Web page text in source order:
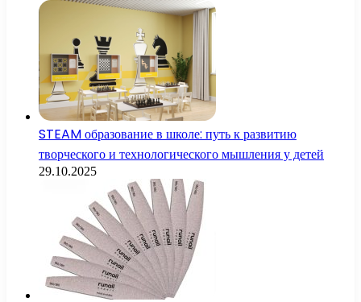
STEAM образование в школе: путь к развитию
творческого и технологического мышления у детей
29.10.2025